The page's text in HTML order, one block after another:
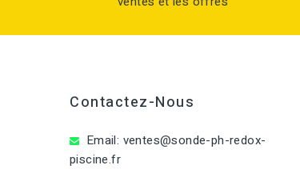
Contactez-Nous
Email: ventes@sonde-ph-redox-
piscine.fr